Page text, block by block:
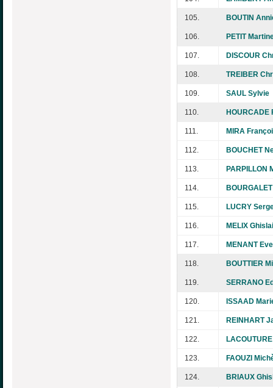
105. BOUTIN
106. PETIT
107. DISCOUR
108. TREIBER
109. SAUL Sylvie
110. HOURCADE
111. MIRA
112. BOUCHET
113. PARPILLON
114.
115. LUCRY
116. MELIX
117. MENANT
118. BOUTTIER
119. SERRANO
120. ISSAAD
121. REINHART
122.
123. FAOUZI
124. BRIAUX